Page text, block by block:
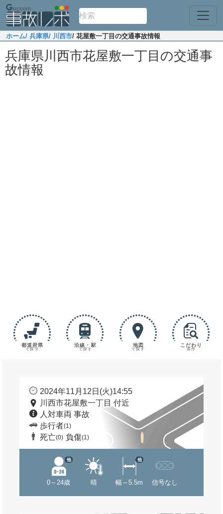
ホーム/ 兵庫県/ 川西市/ 花屋敷一丁目の交通事故情報
兵庫県川西市花屋敷一丁目の交通事
故情報
都道府県
で探す
沿線・駅
で探す
地図
で探す
こだわり
条件
2024年11月12日(火)14:55
川西市花屋敷一丁目 付近
人対車両 事故
歩行者(1)
死亡(0) 負傷(1)
0～24歳
他
晴 幅～5.5m
他
信号なし